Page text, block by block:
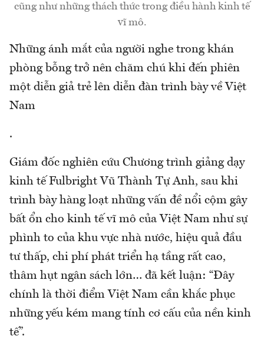
cũng như những thách thức trong điều hành kinh tế
vĩ mô.
Những ánh mắt của người nghe trong khán
phòng bỗng trở nên chăm chú khi đến phiên
một diễn giả trẻ lên diễn đàn trình bày về Việt
Nam
.
Giám đốc nghiên cứu Chương trình giảng dạy
kinh tế Fulbright Vũ Thành Tự Anh, sau khi
trình bày hàng loạt những vấn đề nổi cộm gây
bất ổn cho kinh tế vĩ mô của Việt Nam như sự
phình to của khu vực nhà nước, hiệu quả đầu
tư thấp, chi phí phát triển hạ tầng rất cao,
thâm hụt ngân sách lớn… đã kết luận: “Đây
chính là thời điểm Việt Nam cần khắc phục
những yếu kém mang tính cơ cấu của nền kinh
tế”.